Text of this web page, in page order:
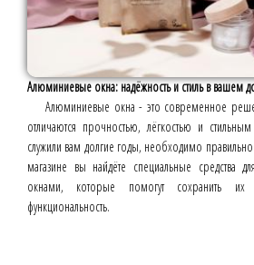
Алюминиевые окна: надёжность и стиль в вашем
Алюминиевые окна - это современное
отличаются прочностью, лёгкостью и
служили вам долгие годы, необходимо
магазине вы найдёте специальные средства
окнами, которые помогут сохранить
функциональность.